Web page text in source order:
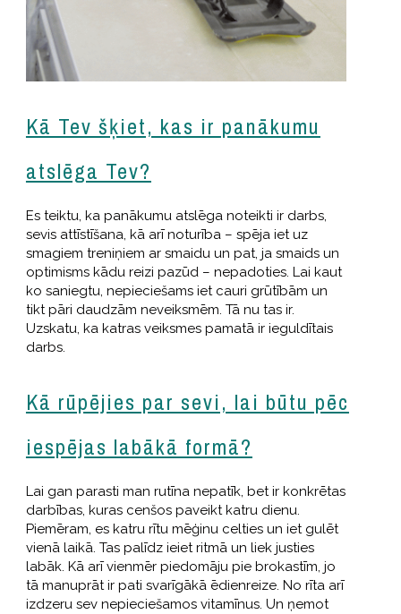
Kā Tev šķiet, kas ir panākumu
atslēga Tev?
Es teiktu, ka panākumu atslēga noteikti ir darbs,
sevis attīstīšana, kā arī noturība – spēja iet uz
smagiem treniņiem ar smaidu un pat, ja smaids un
optimisms kādu reizi pazūd – nepadoties. Lai kaut
ko saniegtu, nepieciešams iet cauri grūtībām un
tikt pāri daudzām neveiksmēm. Tā nu tas ir.
Uzskatu, ka katras veiksmes pamatā ir ieguldītais
darbs.
Kā rūpējies par sevi, lai būtu pēc
iespējas labākā formā?
Lai gan parasti man rutīna nepatīk, bet ir konkrētas
darbības, kuras cenšos paveikt katru dienu.
Piemēram, es katru rītu mēģinu celties un iet gulēt
vienā laikā. Tas palīdz ieiet ritmā un liek justies
labāk. Kā arī vienmēr piedomāju pie brokastīm, jo
tā manuprāt ir pati svarīgākā ēdienreize. No rīta arī
izdzeru sev nepieciešamos vitamīnus. Un ņemot